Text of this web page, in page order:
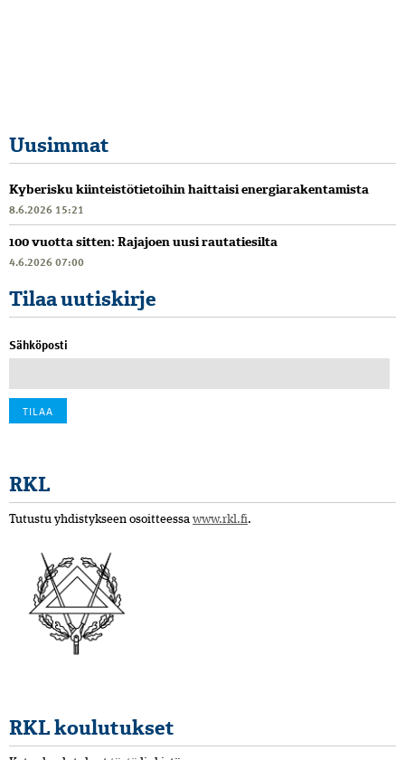
Uusimmat
Kyberisku kiinteistötietoihin haittaisi energiarakentamista
8.6.2026 15:21
100 vuotta sitten: Rajajoen uusi rautatiesilta
4.6.2026 07:00
Tilaa uutiskirje
Sähköposti
RKL
Tutustu yhdistykseen osoitteessa www.rkl.fi.
RKL koulutukset